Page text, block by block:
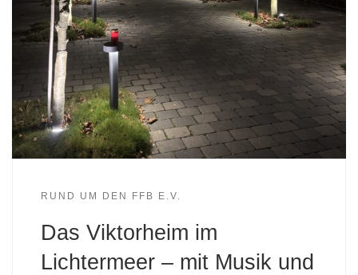
RUND UM DEN FFB E.V.
Das Viktorheim im
Lichtermeer – mit Musik und